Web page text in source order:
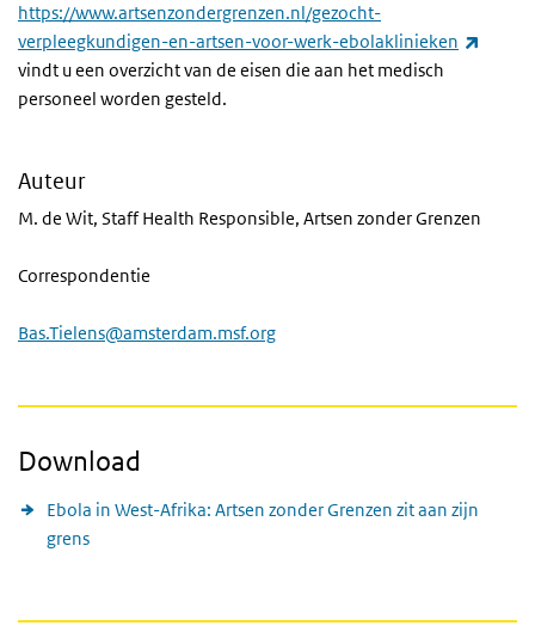
https://www.artsenzondergrenzen.nl/gezocht-
verpleegkundigen-en-artsen-voor-werk-ebolaklinieken
vindt u een overzicht van de eisen die aan het medisch
personeel worden gesteld.
Auteur
M. de Wit, Staff Health Responsible, Artsen zonder Grenzen
Correspondentie
Bas.Tielens@amsterdam.msf.org
Download
Ebola in West-Afrika: Artsen zonder Grenzen zit aan zijn
grens